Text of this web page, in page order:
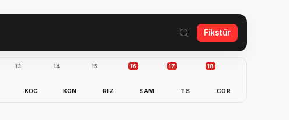
Fikstür
13
KOC
14
KON
15
RIZ
16
SAM
17
TS
18
COR